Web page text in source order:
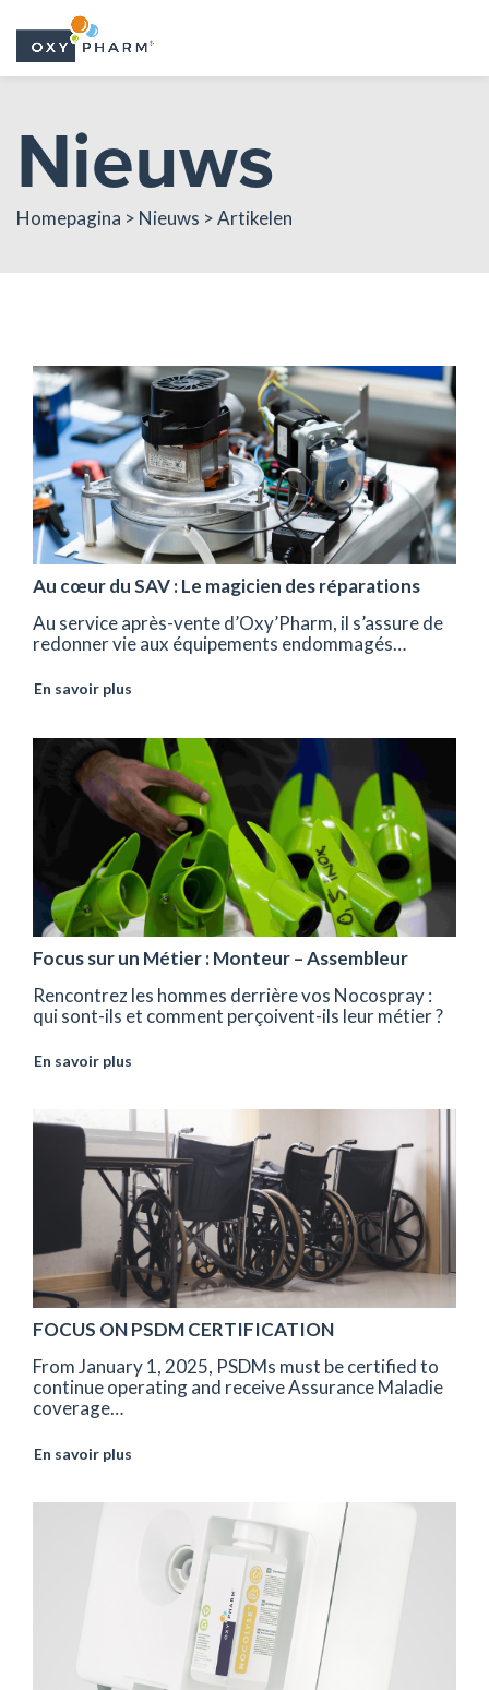
content
Nieuws
Homepagina > Nieuws > Artikelen
Au cœur du SAV : Le magicien des réparations
Au service après-vente d’Oxy’Pharm, il s’assure de
redonner vie aux équipements endommagés…
En savoir plus
Focus sur un Métier : Monteur – Assembleur
Rencontrez les hommes derrière vos Nocospray :
qui sont-ils et comment perçoivent-ils leur métier ?
En savoir plus
FOCUS ON PSDM CERTIFICATION
From January 1, 2025, PSDMs must be certified to
continue operating and receive Assurance Maladie
coverage…
En savoir plus